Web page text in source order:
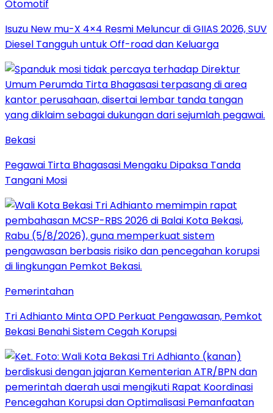
Otomotif
Isuzu New mu-X 4×4 Resmi Meluncur di GIIAS 2026, SUV
Diesel Tangguh untuk Off-road dan Keluarga
Bekasi
Pegawai Tirta Bhagasasi Mengaku Dipaksa Tanda
Tangani Mosi
Pemerintahan
Tri Adhianto Minta OPD Perkuat Pengawasan, Pemkot
Bekasi Benahi Sistem Cegah Korupsi